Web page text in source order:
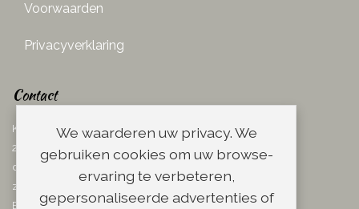
Voorwaarden
Privacyverklaring
Contact
Ketelboetersteeg 29
2311 TN Leiden
dins. - vrij. 08.00 - 17.00 uur
zaterdag 08.00 - 13.00 uur
Email:info@scheerwinkel.nl
We waarderen uw privacy. We
gebruiken cookies om uw browse-
ervaring te verbeteren,
gepersonaliseerde advertenties of